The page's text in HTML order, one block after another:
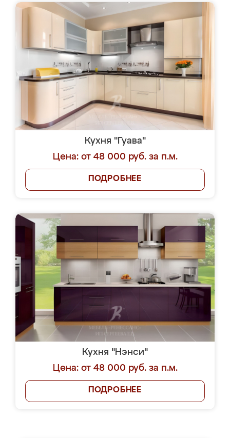
Кухня "Гуава"
Цена: от 48 000 руб. за п.м.
ПОДРОБНЕЕ
Кухня "Нэнси"
Цена: от 48 000 руб. за п.м.
ПОДРОБНЕЕ